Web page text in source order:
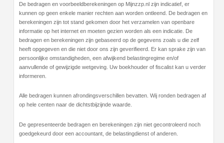
De bedragen en voorbeeldberekeningen op Mijnzzp.nl zijn indicatief, er
kunnen op geen enkele manier rechten aan worden ontleend. De bedragen en
berekeningen zijn tot stand gekomen door het verzamelen van openbare
informatie op het internet en moeten gezien worden als een indicatie. De
bedragen en berekeningen zijn gebaseerd op de gegevens zoals u die zelf
heeft opgegeven en die niet door ons zijn geverifieerd. Er kan sprake zijn van
persoonlijke omstandigheden, een afwijkend belastingregime en/of
aanvullende of gewijzigde wetgeving. Uw boekhouder of fiscalist kan u verder
informeren.
Alle bedragen kunnen afrondingsverschillen bevatten. Wij ronden bedragen af
op hele centen naar de dichtstbijzijnde waarde.
De gepresenteerde bedragen en berekeningen zijn niet gecontroleerd noch
goedgekeurd door een accountant, de belastingdienst of anderen.